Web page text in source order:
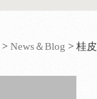
>News＆Blog >桂皮